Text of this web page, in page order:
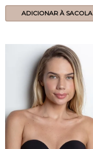
ADICIONAR À SACOLA